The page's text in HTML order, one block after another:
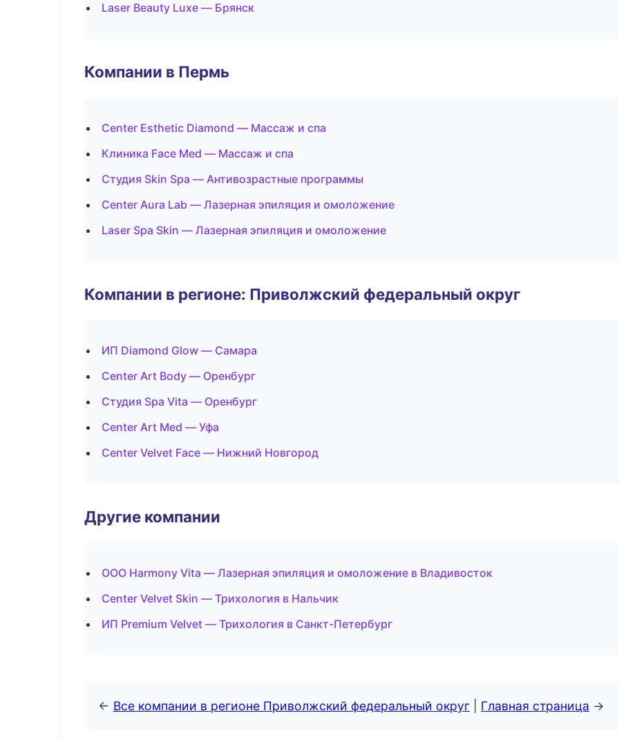
Laser Beauty Luxe — Брянск
Компании в Пермь
Center Esthetic Diamond — Массаж и спа
Клиника Face Med — Массаж и спа
Студия Skin Spa — Антивозрастные программы
Center Aura Lab — Лазерная эпиляция и омоложение
Laser Spa Skin — Лазерная эпиляция и омоложение
Компании в регионе: Приволжский федеральный округ
ИП Diamond Glow — Самара
Center Art Body — Оренбург
Студия Spa Vita — Оренбург
Center Art Med — Уфа
Center Velvet Face — Нижний Новгород
Другие компании
ООО Harmony Vita — Лазерная эпиляция и омоложение в Владивосток
Center Velvet Skin — Трихология в Нальчик
ИП Premium Velvet — Трихология в Санкт-Петербург
← Все компании в регионе Приволжский федеральный округ Главная страница →